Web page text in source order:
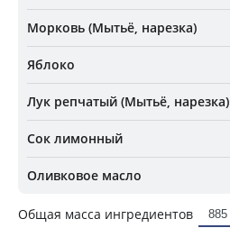
Морковь (Мытьё, нарезка)
Яблоко
Лук репчатый (Мытьё, нарезка)
Сок лимонный
Оливковое масло
Общая масса ингредиентов